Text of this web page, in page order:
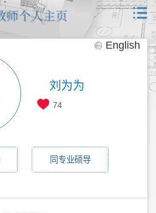
English
刘为为
74
同专业硕导